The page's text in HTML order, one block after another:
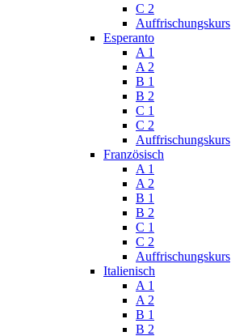
C 2
Auffrischungskurs
Esperanto
A 1
A 2
B 1
B 2
C 1
C 2
Auffrischungskurs
Französisch
A 1
A 2
B 1
B 2
C 1
C 2
Auffrischungskurs
Italienisch
A 1
A 2
B 1
B 2